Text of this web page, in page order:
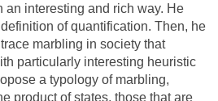
an interesting and rich way. He
of quantification. Then, he
marbling in society that
particularly interesting heuristic
a typology of marbling,
product of states, those that are